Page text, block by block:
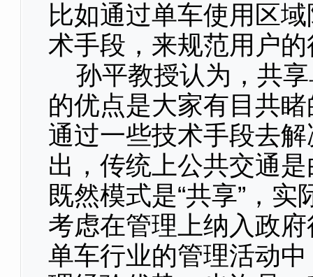
比如通过单车使用区
术手段，来规范用户
孙平教授认为，共享
的优点是大家有目共
通过一些技术手段去
出，传统上公共交通
既然模式是“共享”，
考虑在管理上纳入政
单车行业的管理活动